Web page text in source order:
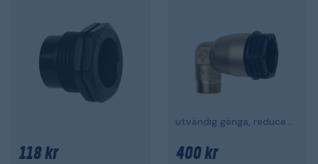
118 kr
utvändig gänga, reducerad
400 kr